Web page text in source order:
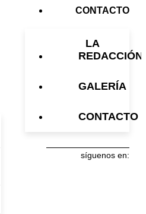
CONTACTO
LA
REDACCIÓN
GALERÍA
CONTACTO
síguenos en: